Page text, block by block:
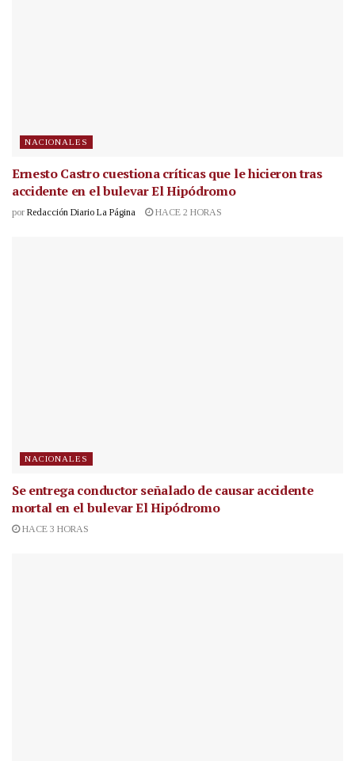
NACIONALES
Ernesto Castro cuestiona críticas que le hicieron tras
accidente en el bulevar El Hipódromo
por Redacción Diario La Página HACE 2 HORAS
NACIONALES
Se entrega conductor señalado de causar accidente
mortal en el bulevar El Hipódromo
HACE 3 HORAS